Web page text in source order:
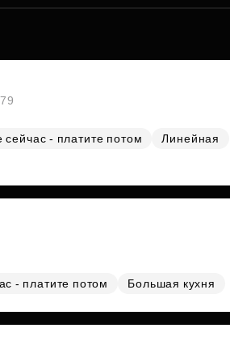
сейчас - платите потом
Линейная
- платите потом Большая кухня